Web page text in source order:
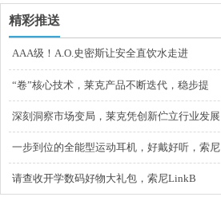
精彩推送
AAA级！A.O.史密斯让安全直饮水走进
“卷”核心技术，莱克产品不断迭代，稳步提
深刻洞察市场变局，莱克凭创新伫立行业发展
一步到位的全能型运动耳机，好戴好听，索尼
请查收开学数码好物大礼包，索尼LinkB